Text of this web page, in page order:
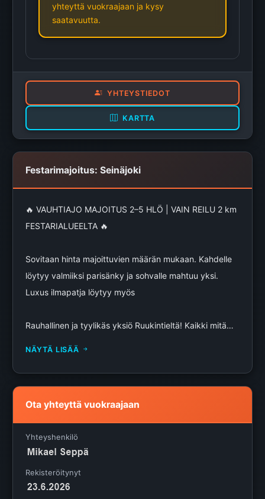
yhteyttä vuokraajaan ja kysy
saatavuutta.
YHTEYSTIEDOT
KARTTA
Festarimajoitus: Seinäjoki
🔥 VAUHTIAJO MAJOITUS 2–5 HLÖ | VAIN REILU 2 km
FESTARIALUEELTA 🔥
Sovitaan hinta majoittuvien määrän mukaan. Kahdelle
löytyy valmiiksi parisänky ja sohvalle mahtuu yksi.
Luxus ilmapatja löytyy myös
Rauhallinen ja tyylikäs yksiö Ruukintieltä! Kaikki mitä
✅ Iso lasitettu parveke oleskeluun ja ruokailuun
✅ Autokatospaikka + vieraspaikka
✅ Mahdollisuus sähköauton lataukseen
✅ Taloyhtiön saunatilat varattavissa
✅ Lähikauppa noin 500 m
✅ Seinäjoen keskusta noin 2 km
NÄYTÄ LISÄÄ
Ota yhteyttä vuokraajaan
Yhteyshenkilö
Rekisteröitynyt